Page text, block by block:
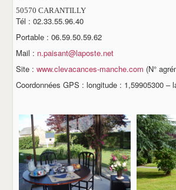
50570 CARANTILLY
Tél : 02.33.55.96.40
Portable : 06.59.50.59.62
Mail : n.paisant@laposte.net
Site : www.clevacances-manche.com (N°
Coordonnées GPS : longitude : 1,59905300 –